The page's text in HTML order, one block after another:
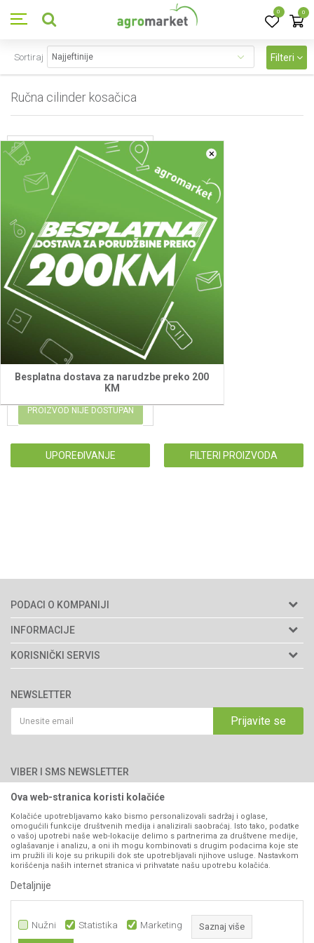
0 0
×
Besplatna dostava za narudzbe preko 200
KM
Ručna cilinder kosačica
Sortiraj Filteri
Ručna cilinder kosačica
Ručna cilindar kosačica
Stiga SCM 240 R
199,00
PROIZVOD NIJE DOSTUPAN
UPOREĐIVANJE FILTERI PROIZVODA
PODACI O KOMPANIJI
Agromarket d.o.o.
Matični broj: 11003826
76300 Bijeljina
066/44-99-00
INFORMACIJE
O nama
Brendovi
Katalozi
Saradnja
Kontakt
KORISNIČKI SERVIS
Politika privatnosti
Kako kupiti
Isporuka
Pravo na odustajanje
Reklamacije
Povraćaj sredstava
Zamjena artikala
Plaćanje karticama
NEWSLETTER
Prijavite se
VIBER I SMS NEWSLETTER
PRATITE NAS
Ova web-stranica koristi kolačiće
Kolačiće upotrebljavamo kako bismo personalizovali sadržaj i oglase,
omogućili funkcije društvenih medija i analizirali saobraćaj. Isto tako, podatke
o vašoj upotrebi naše web-lokacije delimo s partnerima za društvene medije,
oglašavanje i analizu, a oni ih mogu kombinovati s drugim podacima koje ste
im pružili ili koje su prikupili dok ste upotrebljavali njihove usluge. Nastavkom
korišćenja naših internet stranica vi prihvatate našu upotrebu kolačića.
Detaljnije
Nužni Statistika Marketing Saznaj više